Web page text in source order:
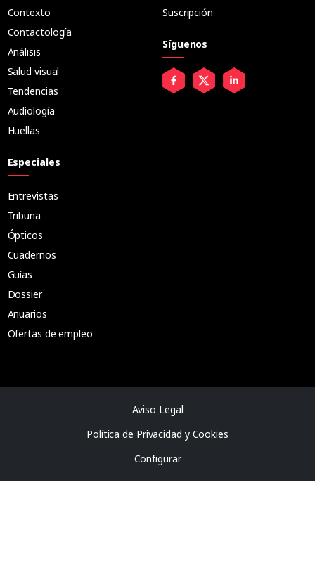
Contexto
Contactología
Análisis
Salud visual
Tendencias
Audiología
Huellas
Especiales
Entrevistas
Tribuna
Ópticos
Cuadernos
Guías
Dossier
Anuarios
Ofertas de empleo
Suscripción
Síguenos
Aviso Legal
Política de Privacidad y Cookies
Configurar